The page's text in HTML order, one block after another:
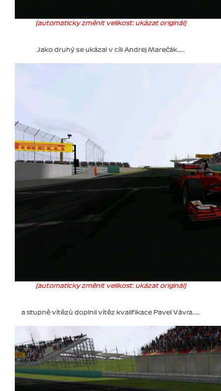
(automaticky změnit velikost: ukázat originál)
Jako druhý se ukázal v cíli Andrej Marečák.....
(automaticky změnit velikost: ukázat originál)
a stupně vítězů doplnil vítěz kvalifikace Pavel Vávra.....